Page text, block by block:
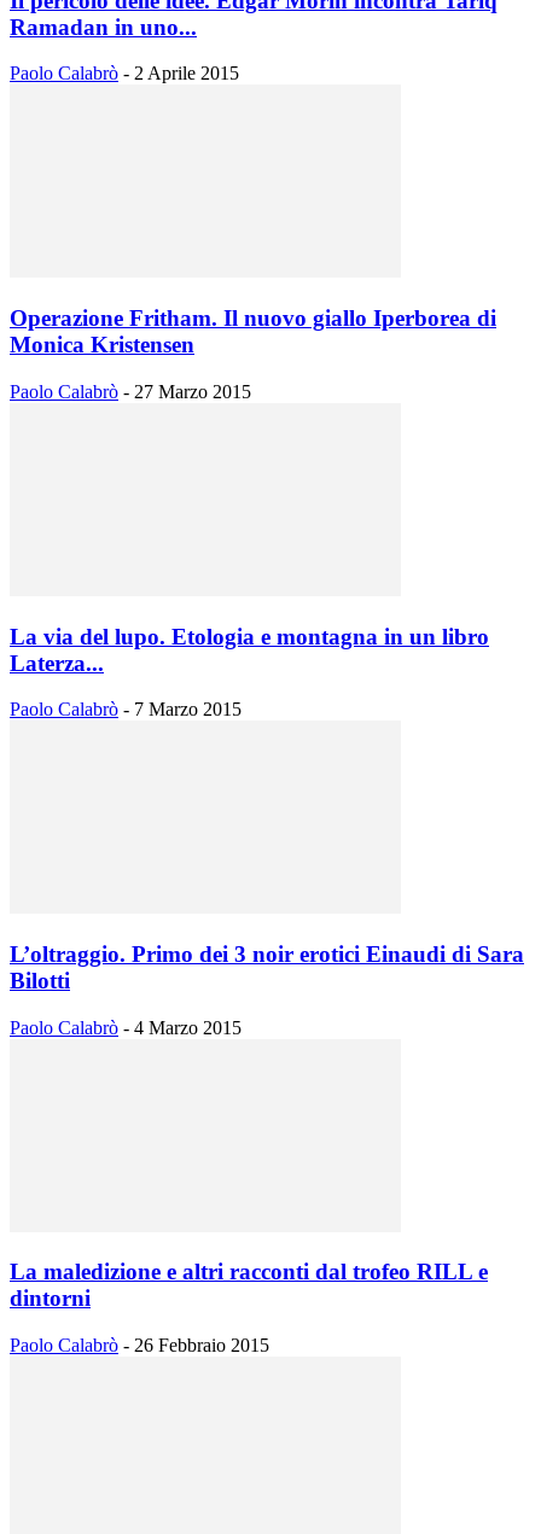
Ramadan in uno...
Paolo Calabrò - 2 Aprile 2015
Operazione Fritham. Il nuovo giallo Iperborea di
Monica Kristensen
Paolo Calabrò - 27 Marzo 2015
La via del lupo. Etologia e montagna in un libro
Laterza...
Paolo Calabrò - 7 Marzo 2015
L’oltraggio. Primo dei 3 noir erotici Einaudi di Sara
Bilotti
Paolo Calabrò - 4 Marzo 2015
La maledizione e altri racconti dal trofeo RILL e
dintorni
Paolo Calabrò - 26 Febbraio 2015